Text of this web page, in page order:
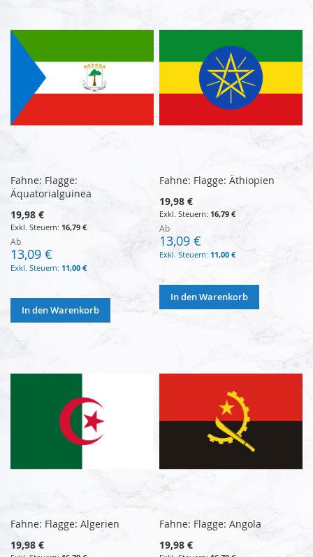
Fahne: Flagge:
Äquatorialguinea
19,98 €
16,79 €
Ab
13,09 €
11,00 €
In den Warenkorb
Fahne: Flagge: Äthiopien
19,98 €
16,79 €
Ab
13,09 €
11,00 €
In den Warenkorb
Fahne: Flagge: Algerien
19,98 €
Fahne: Flagge: Angola
19,98 €